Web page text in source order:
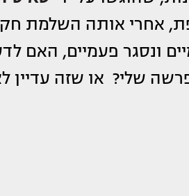
אחרי אותה השלמת
ונסגר פעמיים, האם
שלי? או שזה עדיין